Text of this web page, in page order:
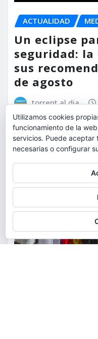
ACTUALIDAD
Un eclipse
seguridad:
sus
de agosto
torrent al dia
Utilizamos cookies
funcionamiento de la
servicios. Puede aceptar
necesarias o configurar
Para obtener más